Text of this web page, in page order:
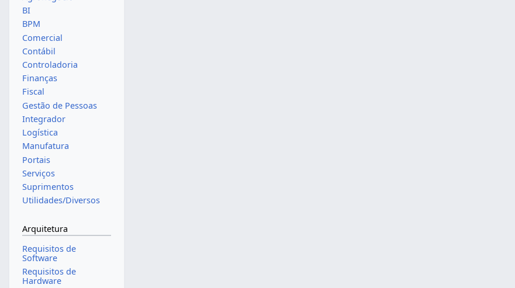
BI
BPM
Comercial
Contábil
Controladoria
Finanças
Fiscal
Gestão de Pessoas
Integrador
Logística
Manufatura
Portais
Serviços
Suprimentos
Utilidades/Diversos
Arquitetura
Requisitos de
Software
Requisitos de
Hardware